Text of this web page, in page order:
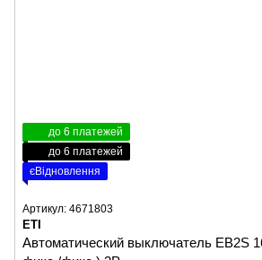
до 6 платежей
до 6 платежей
єВідновлення
Артикул: 4671803
ETI
Автоматический выключатель EB2S